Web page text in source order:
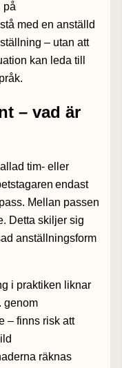
på
med en anställd
– utan att
kan leda till
– vad är
tim- eller
endast
. Mellan passen
Detta skiljer sig
anställningsform
i praktiken liknar
genom
– finns risk att
räknas